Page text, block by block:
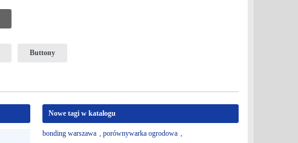
Buttony
Nowe tagi w katalogu
bonding warszawa , porównywarka ogrodowa ,